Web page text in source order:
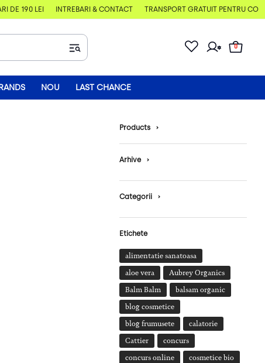
DE 190 LEI ÎNTREBĂRI & CONTACT TRANSPORT GRATUIT PENTRU
0
NOU LAST CHANCE
Products ›
Arhive ›
Categorii ›
Etichete
alimentatie sanatoasa
aloe vera Aubrey Organics
Balm Balm balsam organic
blog cosmetice
blog frumusete calatorie
Cattier concurs
concurs online cosmetice bio